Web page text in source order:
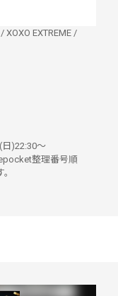
/ XOXO EXTREME /
)22:30〜
整理番号順